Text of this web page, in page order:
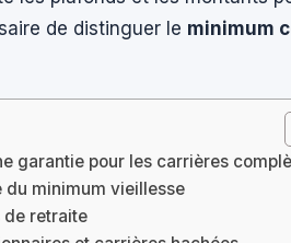
de distinguer le minimum
garantie pour les carrières
du minimum vieillesse
de retraite